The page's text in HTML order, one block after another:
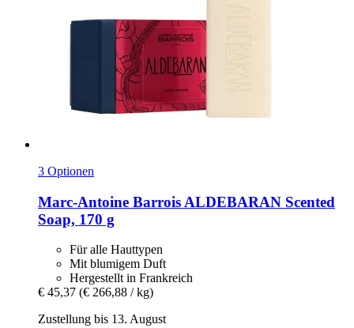
3 Optionen
Marc-Antoine Barrois ALDEBARAN Scented
Soap, 170 g
Für alle Hauttypen
Mit blumigem Duft
Hergestellt in Frankreich
€ 45,37 (€ 266,88 / kg)
Zustellung bis 13. August